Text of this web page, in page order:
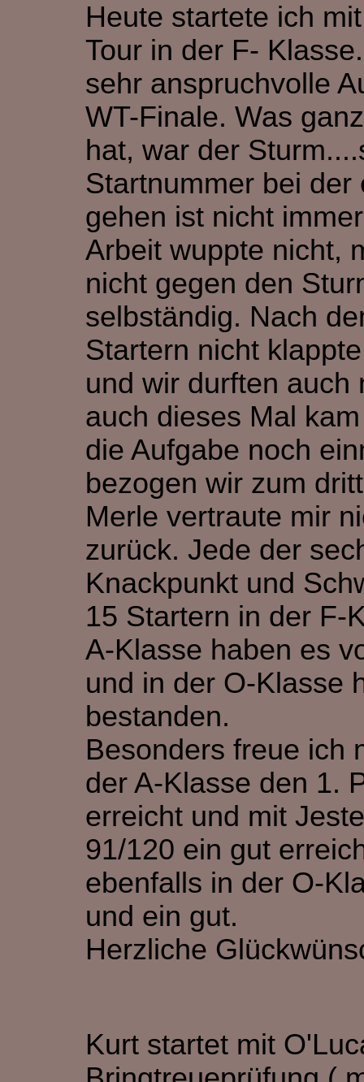
Heute startete ich
Tour in der F-
sehr anspruchvolle
WT-Finale. Was
hat, war der
Startnummer bei
gehen ist nicht
Arbeit wuppte nicht,
nicht gegen den
selbständig. Nach
Startern nicht
und wir durften auch
auch dieses Mal
die Aufgabe noch
bezogen wir zum
Merle vertraute mir
zurück. Jede der
Knackpunkt und
15 Startern in der F-
A-Klasse haben es
und in der O-Klasse
bestanden.
Besonders freue ich
der A-Klasse den 1.
erreicht und mit
91/120 ein gut
ebenfalls in der O-
und ein gut.
Herzliche
Kurt startet mit